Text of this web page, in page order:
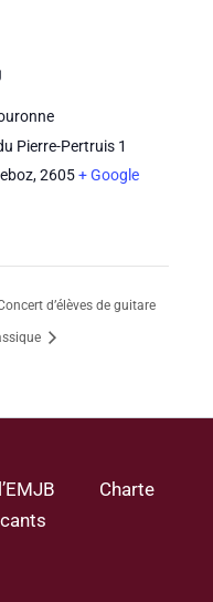
Pierre-Pertruis 1
,2605+ Google
d’élèves de guitare
Charte